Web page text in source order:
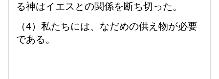
る神はイエスとの関係を断ち切った。
（4）私たちには、なだめの供え物が必要
である。